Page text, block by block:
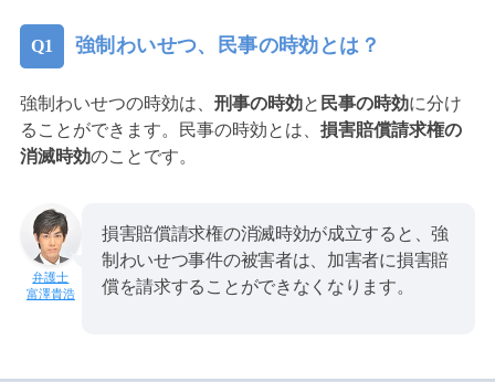
強制わいせつ、民事の時効とは？
強制わいせつの時効は、 刑事の時効と 民事の時効に分け
ることができます。民事の時効とは、 損害賠償請求権の
消滅時効のことです。
富澤貴浩
損害賠償請求権の消滅時効が成立すると、強
制わいせつ事件の被害者は、加害者に損害賠
償を請求することができなくなります。